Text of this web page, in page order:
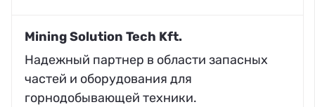
Mining Solution Tech Kft.
Надежный партнер в области запасных
частей и оборудования для
горнодобывающей техники.